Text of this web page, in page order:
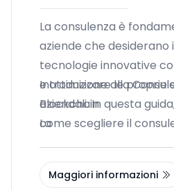
La consulenza è
aziende che
tecnologie innovative
e ottimizzare le proprie
aziendali. In questa
come scegliere il
sia sulla Blockchain che
aziendale.
Introduzione alla
Blockchain
La
Maggiori informazioni